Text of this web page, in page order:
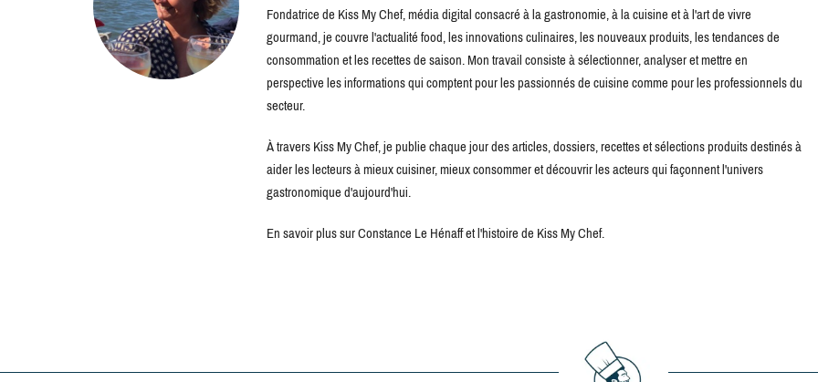
Fondatrice de Kiss My Chef, média digital consacré à la gastronomie, à la cuisine et à l'art de vivre
gourmand, je couvre l'actualité food, les innovations culinaires, les nouveaux produits, les tendances de
consommation et les recettes de saison. Mon travail consiste à sélectionner, analyser et mettre en
perspective les informations qui comptent pour les passionnés de cuisine comme pour les professionnels du
secteur.
À travers Kiss My Chef, je publie chaque jour des articles, dossiers, recettes et sélections produits destinés à
aider les lecteurs à mieux cuisiner, mieux consommer et découvrir les acteurs qui façonnent l'univers
gastronomique d'aujourd'hui.
En savoir plus sur Constance Le Hénaff et l'histoire de Kiss My Chef.